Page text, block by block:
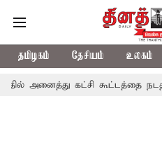
தமிழகம் தேசியம் உலகம்
கட்சி கூட்டத்தை நடத்தாது ஏன்?